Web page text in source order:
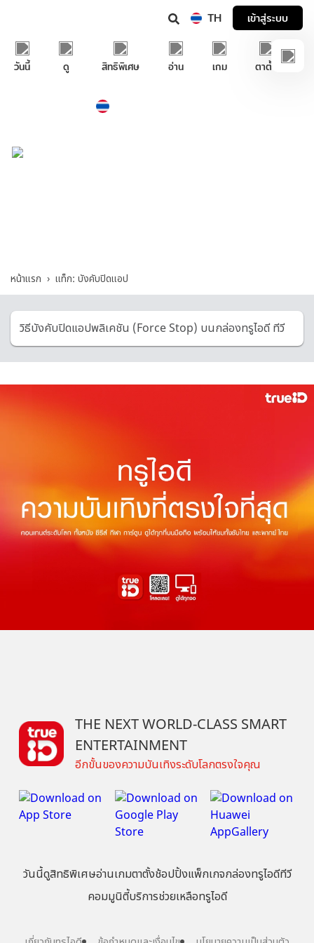
TH เข้าสู่ระบบ
วันนี้ ดู สิทธิพิเศษ อ่าน เกม ตาตั้ง
หน้าแรก แท็ก: บังคับปิดแอป
วิธีบังคับปิดแอปพลิเคชัน (Force Stop) บนกล่องทรูไอดี ทีวี
THE NEXT WORLD-CLASS SMART
ENTERTAINMENT
อีกขั้นของความบันเทิงระดับโลกตรงใจคุณ
วันนี้ดูสิทธิพิเศษอ่านเกมตาตั้งช้อปปิ้งแพ็กเกจกล่องทรูไอดีทีวี
คอมมูนิตี้บริการช่วยเหลือทรูไอดี